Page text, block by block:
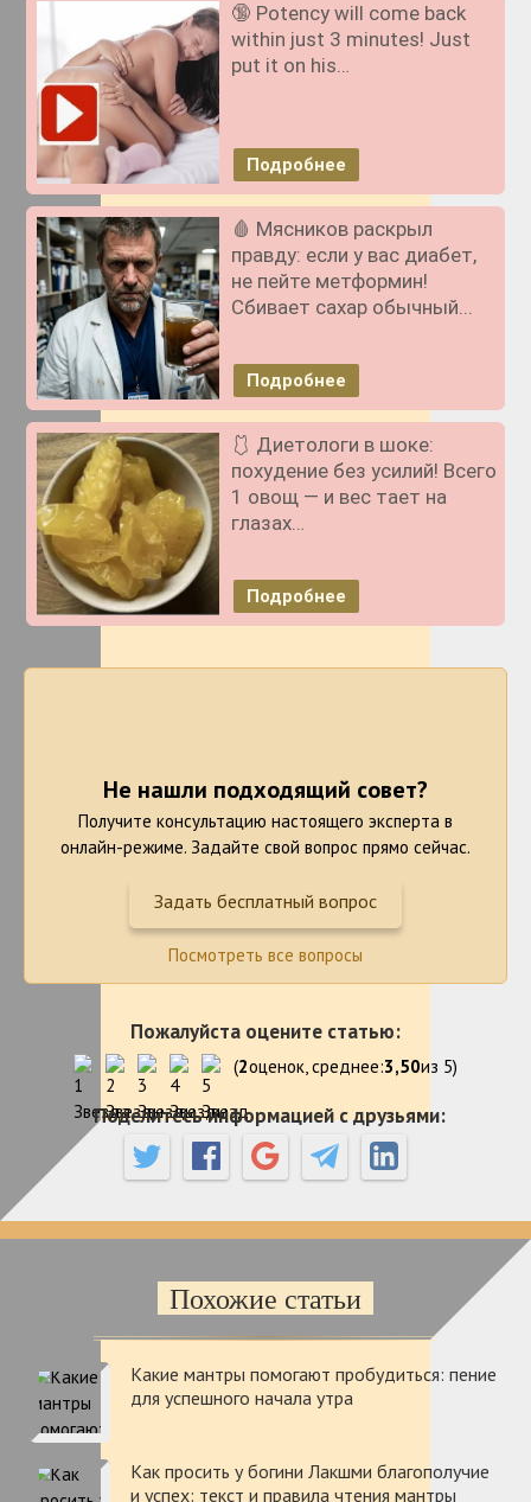
🔞 Potency will come back
within just 3 minutes! Just
put it on his…
Подробнее
🩸 Мясников раскрыл
правду: если у вас диабет,
не пейте метформин!
Сбивает сахар обычный...
Подробнее
🩱 Диетологи в шоке:
похудение без усилий! Всего
1 овощ — и вес тает на
глазах…
Подробнее
Не нашли подходящий совет?
Получите консультацию настоящего эксперта в
онлайн-режиме. Задайте свой вопрос прямо сейчас.
Задать бесплатный вопрос
Посмотреть все вопросы
Пожалуйста оцените статью:
(2оценок, среднее:3,50из 5)
Поделитесь информацией с друзьями:
Похожие статьи
Какие мантры помогают пробудиться: пение
для успешного начала утра
Как просить у богини Лакшми благополучие
и успех: текст и правила чтения мантры